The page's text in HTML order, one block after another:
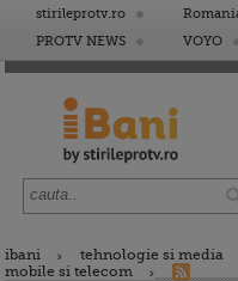
stirileprotv.ro
PROTV NEWS
VOYO
ibani
tehnologie si media
mobile si telecom